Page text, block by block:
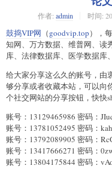
作者: admin 时间:
鼓捣VIP网 （goodvip.top），
知网、万方数据、维普网、读
库、法律数据库、医学数据库
给大家分享这么久的账号，由
够分享或者收藏本站，可以向
个社交网站的分享按钮，快快
账号：13129465986 密码：
账号：13781052495 密码：
账号：13792089905 密码：
账号：13417666271 密码：
账号：13804175844 密码：